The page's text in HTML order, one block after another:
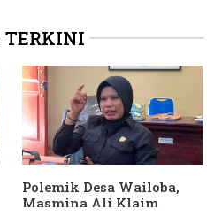
TERKINI
Polemik Desa Wailoba,
Masmina Ali Klaim